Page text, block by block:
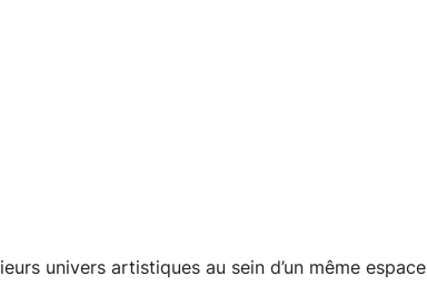
univers artistiques au sein d’un même espace